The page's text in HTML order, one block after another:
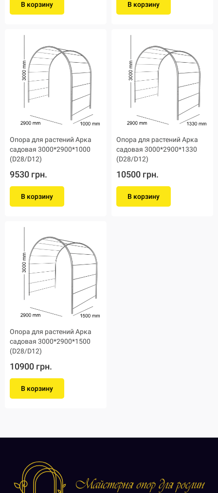
В корзину В корзину
Опора для растений Арка
садовая 3000*2900*1000
(D28/D12)
9530 грн.
В корзину
Опора для растений Арка
садовая 3000*2900*1330
(D28/D12)
10500 грн.
В корзину
Опора для растений Арка
садовая 3000*2900*1500
(D28/D12)
10900 грн.
В корзину